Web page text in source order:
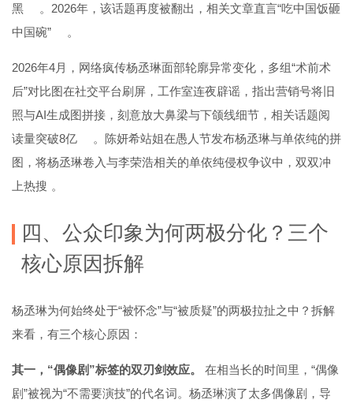
黑
。2026年，该话题再度被翻出，相关文章直言“吃中国饭砸
中国碗”
。
2026年4月，网络疯传杨丞琳面部轮廓异常变化，多组“术前术
后”对比图在社交平台刷屏，工作室连夜辟谣，指出营销号将旧
照与AI生成图拼接，刻意放大鼻梁与下颌线细节，相关话题阅
读量突破8亿
。陈妍希站姐在愚人节发布杨丞琳与单依纯的拼
图，将杨丞琳卷入与李荣浩相关的单依纯侵权争议中，双双冲
上热搜 。
四、公众印象为何两极分化？三个
核心原因拆解
杨丞琳为何始终处于“被怀念”与“被质疑”的两极拉扯之中？拆解
来看，有三个核心原因：
其一，“偶像剧”标签的双刃剑效应。
在相当长的时间里，“偶像
剧”被视为“不需要演技”的代名词。杨丞琳演了太多偶像剧，导